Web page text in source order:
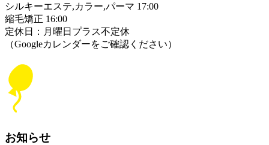
シルキーエステ,カラー,パーマ 17:00
縮毛矯正 16:00
定休日：月曜日プラス不定休
（Googleカレンダーをご確認ください）
お知らせ